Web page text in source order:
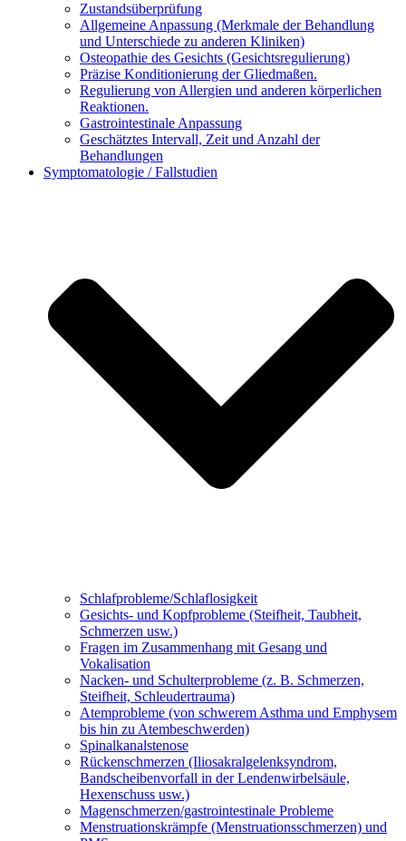
Zustandsüberprüfung
Allgemeine Anpassung (Merkmale der Behandlung
und Unterschiede zu anderen Kliniken)
Osteopathie des Gesichts (Gesichtsregulierung)
Präzise Konditionierung der Gliedmaßen.
Regulierung von Allergien und anderen körperlichen
Reaktionen.
Gastrointestinale Anpassung
Geschätztes Intervall, Zeit und Anzahl der
Behandlungen
Symptomatologie / Fallstudien
Schlafprobleme/Schlaflosigkeit
Gesichts- und Kopfprobleme (Steifheit, Taubheit,
Schmerzen usw.)
Fragen im Zusammenhang mit Gesang und
Vokalisation
Nacken- und Schulterprobleme (z. B. Schmerzen,
Steifheit, Schleudertrauma)
Atemprobleme (von schwerem Asthma und Emphysem
bis hin zu Atembeschwerden)
Spinalkanalstenose
Rückenschmerzen (Iliosakralgelenksyndrom,
Bandscheibenvorfall in der Lendenwirbelsäule,
Hexenschuss usw.)
Magenschmerzen/gastrointestinale Probleme
Menstruationskrämpfe (Menstruationsschmerzen) und